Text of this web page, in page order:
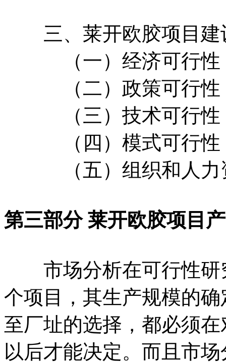
三、莱开欧胶项目建
（一）经济可行性
（二）政策可行性
（三）技术可行性
（四）模式可行性
（五）组织和人力
第三部分 莱开欧胶项目
市场分析在可行性研
个项目，其生产规模的
至厂址的选择，都必须
以后才能决定。而且市